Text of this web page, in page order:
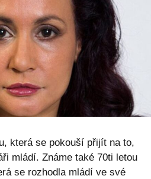
která se pokouší přijít na to,
mládí. Známe také 70ti letou
se rozhodla mládí ve své